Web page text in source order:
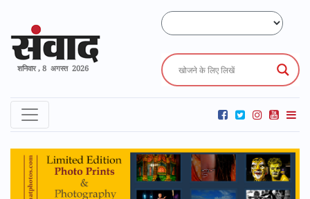
शनिवार , 8 अगस्त 2026